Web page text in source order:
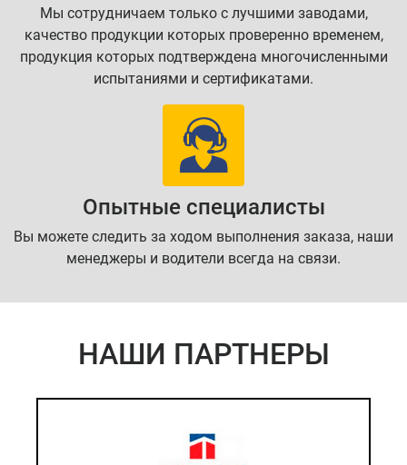
Мы сотрудничаем только с лучшими заводами,
качество продукции которых проверенно временем,
продукция которых подтверждена многочисленными
испытаниями и сертификатами.
Опытные специалисты
Вы можете следить за ходом выполнения заказа, наши
менеджеры и водители всегда на связи.
НАШИ ПАРТНЕРЫ